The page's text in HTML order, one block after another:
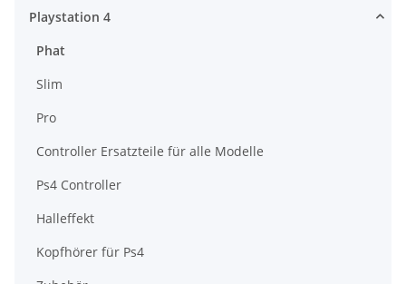
Playstation 4
Phat
Slim
Pro
Controller Ersatzteile für alle Modelle
Ps4 Controller
Halleffekt
Kopfhörer für Ps4